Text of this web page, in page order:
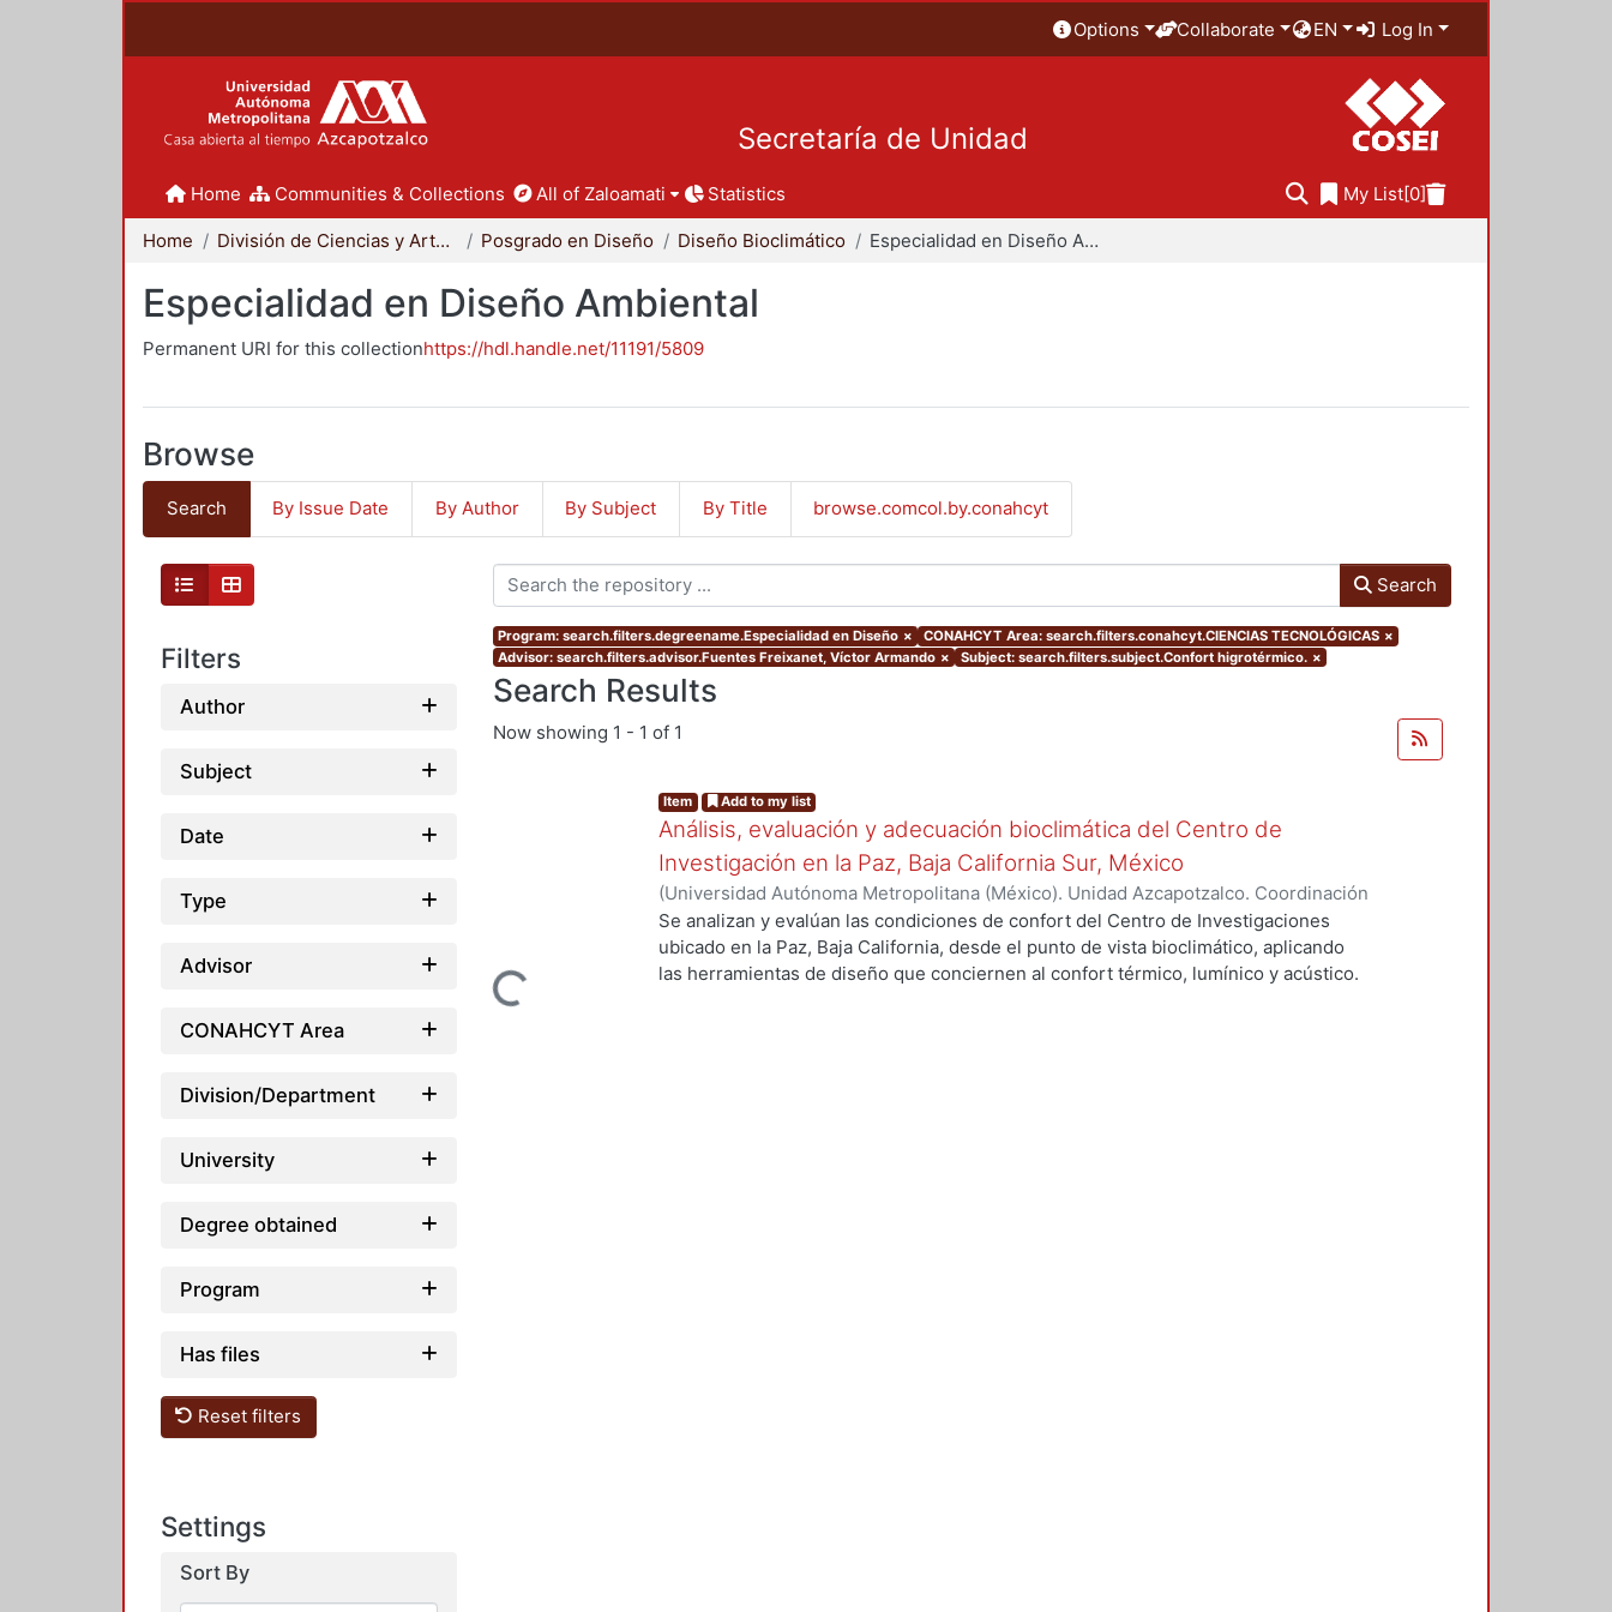
Options Collaborate EN Log In
Secretaría de Unidad
Home Communities & Collections All of Zaloamati Statistics My List[0]
Home División de Ciencias y Artes para el Diseño Posgrado en Diseño Diseño Bioclimático Especialidad en Diseño Ambiental
Especialidad en Diseño Ambiental
Permanent URI for this collectionhttps://hdl.handle.net/11191/5809
Browse
Search By Issue Date By Author By Subject By Title browse.comcol.by.conahcyt
Filters
Author
Subject
Date
Type
Advisor
CONAHCYT Area
Division/Department
University
Degree obtained
Program
Has files
Reset filters
Settings
Sort By
Search
Program: search.filters.degreename.Especialidad en Diseño × CONAHCYT Area: search.filters.conahcyt.CIENCIAS TECNOLÓGICAS ×
Advisor: search.filters.advisor.Fuentes Freixanet, Víctor Armando × Subject: search.filters.subject.Confort higrotérmico. ×
Search Results
Now showing 1 - 1 of 1
Loading...
Item Add to my list
Análisis, evaluación y adecuación bioclimática del Centro de
Investigación en la Paz, Baja California Sur, México
(Universidad Autónoma Metropolitana (México). Unidad Azcapotzalco. Coordinación
de Servicios de Información.,1999-12 )García Tavera, José Luis
Se analizan y evalúan las condiciones de confort del Centro de Investigaciones
ubicado en la Paz, Baja California, desde el punto de vista bioclimático, aplicando
las herramientas de diseño que conciernen al confort térmico, lumínico y acústico.